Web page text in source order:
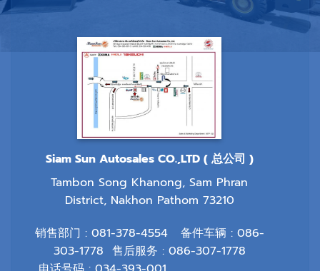
Siam Sun Autosales CO.,LTD ( 总公司 )
Tambon Song Khanong, Sam Phran
District, Nakhon Pathom 73210
销售部门 : 081-378-4554 备件车辆 : 086-
303-1778 售后服务 : 086-307-1778